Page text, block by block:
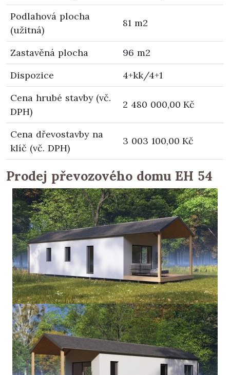
Podlahová plocha
(užitná)
81 m2
Zastavěná plocha
96 m2
Dispozice
4+kk/4+1
Cena hrubé stavby (vč.
DPH)
2 480 000,00 Kč
Cena dřevostavby na
klíč (vč. DPH)
3 003 100,00 Kč
Prodej převozového domu EH 54